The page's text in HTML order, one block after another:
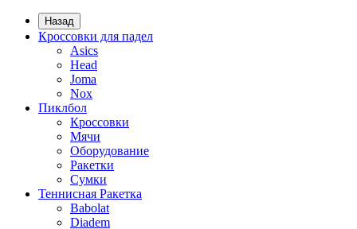
Назад
Кроссовки для падел
Asics
Head
Joma
Nox
Пиклбол
Кроссовки
Мячи
Оборудование
Ракетки
Сумки
Теннисная Ракетка
Babolat
Diadem